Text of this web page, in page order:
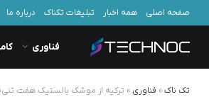
صفحه اصلی همه اخبار تبلیغات تکناک درباره ما
فناوری
تک ناک» فناوری » ترکیه از موشک بالستیک هفت تنی «تایفون